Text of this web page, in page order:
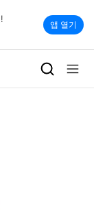
앱 열기